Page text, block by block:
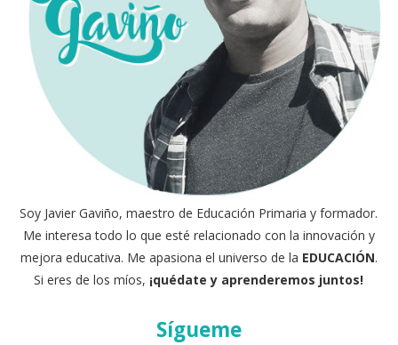
Soy Javier Gaviño, maestro de Educación Primaria y formador.
Me interesa todo lo que esté relacionado con la innovación y
mejora educativa. Me apasiona el universo de la EDUCACIÓN.
Si eres de los míos, ¡quédate y aprenderemos juntos!
Sígueme